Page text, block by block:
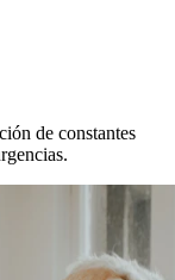
de constantes